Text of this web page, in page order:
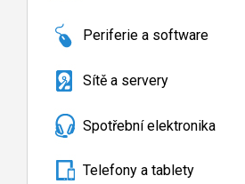
Periferie a software
Sítě a servery
Spotřební elektronika
Telefony a tablety